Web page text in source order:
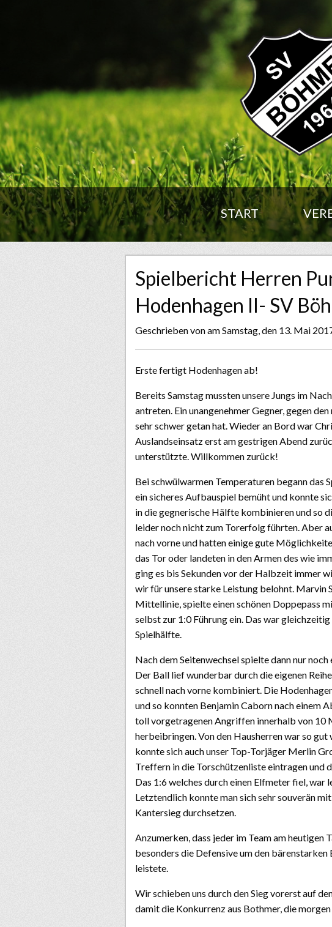
START
Spielbericht Herren
Hodenhagen II- SV
Geschrieben vonam Samstag, den 13. Mai
Erste fertigt Hodenhagen ab!
Bereits Samstag mussten unsere Jungs im
antreten. Ein unangenehmer Gegner, gegen
sehr schwer getan hat. Wieder an Bord war
Auslandseinsatz erst am gestrigen Abend
unterstützte. Willkommen zurück!
Bei schwülwarmen Temperaturen begann das
ein sicheres Aufbauspiel bemüht und konnte
in die gegnerische Hälfte kombinieren und so
leider noch nicht zum Torerfolg führten. Aber
nach vorne und hatten einige gute
das Tor oder landeten in den Armen des wie
ging es bis Sekunden vor der Halbzeit immer
wir für unsere starke Leistung belohnt. Marvin
Mittellinie, spielte einen schönen Doppepass
selbst zur 1:0 Führung ein. Das war
Spielhälfte.
Nach dem Seitenwechsel spielte dann nur
Der Ball lief wunderbar durch die eigenen
schnell nach vorne kombiniert. Die
und so konnten Benjamin Caborn nach einem
toll vorgetragenen Angriffen innerhalb von 10
herbeibringen. Von den Hausherren war so gut
konnte sich auch unser Top-Torjäger Merlin
Treffern in die Torschützenliste eintragen und
Das 1:6 welches durch einen Elfmeter fiel,
Letztendlich konnte man sich sehr souverän
Kantersieg durchsetzen.
Anzumerken, dass jeder im Team am heutigen
besonders die Defensive um den
leistete.
Wir schieben uns durch den Sieg vorerst auf
damit die Konkurrenz aus Bothmer, die